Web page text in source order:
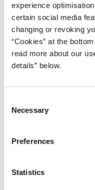
experience
certain social media
changing or revoking
“Cookies” at the
read more about our
details” below.
Necessary
Preferences
Statistics
Jeg er meget glad
aftale, som
realiseringen af
Projektet er
vedvarende
afhængighed af
det økonomiske
For at understøtte
principaftalen enige om, at
finansieringsomkostninger.
formelt af begge parter.